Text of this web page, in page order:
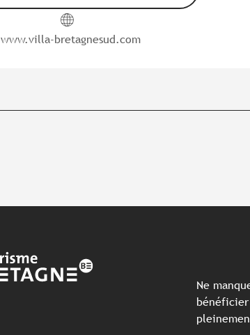
www.villa-bretagnesud.com
Ne